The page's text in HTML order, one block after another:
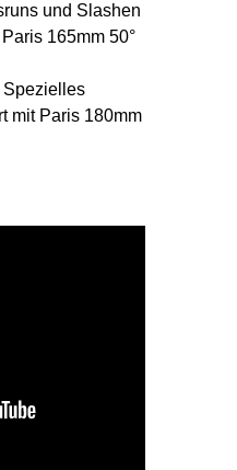
und Slashen
165mm 50°
mit Paris 180mm